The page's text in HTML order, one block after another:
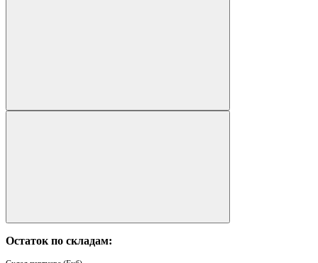
Остаток по складам: